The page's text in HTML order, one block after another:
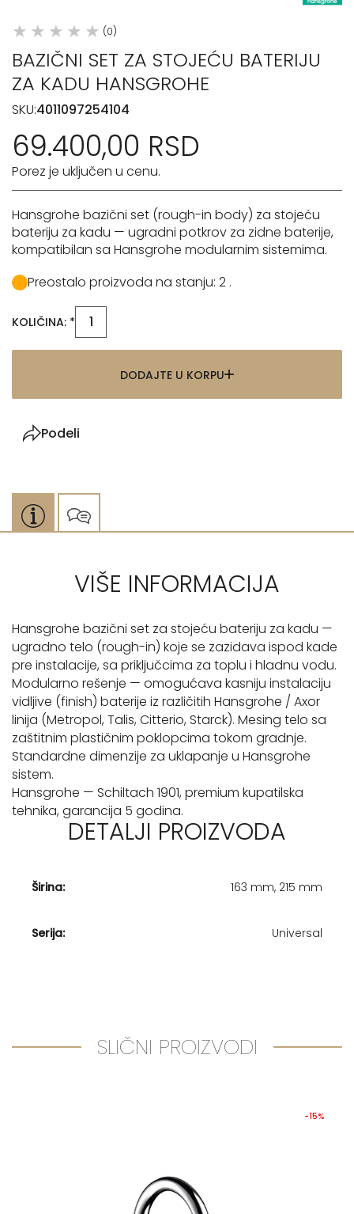
(0)
BAZIČNI SET ZA STOJEĆU BATERIJU
ZA KADU HANSGROHE
SKU:4011097254104
69.400,00 RSD
Porez je uključen u cenu.
Hansgrohe bazični set (rough-in body) za stojeću
bateriju za kadu — ugradni potkrov za zidne baterije,
kompatibilan sa Hansgrohe modularnim sistemima.
Preostalo proizvoda na stanju: 2 .
KOLIČINA: *
DODAJTE U KORPU
Podeli
VIŠE INFORMACIJA
Hansgrohe bazični set za stojeću bateriju za kadu —
ugradno telo (rough-in) koje se zazidava ispod kade
pre instalacije, sa priključcima za toplu i hladnu vodu.
Modularno rešenje — omogućava kasniju instalaciju
vidljive (finish) baterije iz različitih Hansgrohe / Axor
linija (Metropol, Talis, Citterio, Starck). Mesing telo sa
zaštitnim plastičnim poklopcima tokom gradnje.
Standardne dimenzije za uklapanje u Hansgrohe
sistem.
Hansgrohe — Schiltach 1901, premium kupatilska
tehnika, garancija 5 godina.
DETALJI PROIZVODA
Širina: 163 mm, 215 mm
Serija: Universal
SLIČNI PROIZVODI
-15%